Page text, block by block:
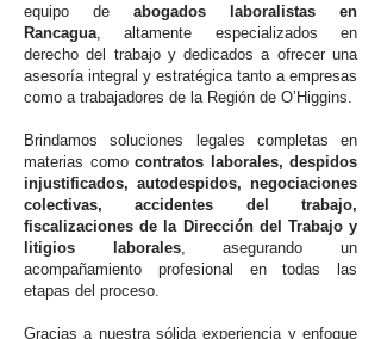
equipo de abogados laboralistas en
Rancagua, altamente especializados en
derecho del trabajo y dedicados a ofrecer una
asesoría integral y estratégica tanto a empresas
como a trabajadores de la Región de O’Higgins.
Brindamos soluciones legales completas en
materias como contratos laborales, despidos
injustificados, autodespidos, negociaciones
colectivas, accidentes del trabajo,
fiscalizaciones de la Dirección del Trabajo y
litigios laborales, asegurando un
acompañamiento profesional en todas las
etapas del proceso.
Gracias a nuestra sólida experiencia y enfoque